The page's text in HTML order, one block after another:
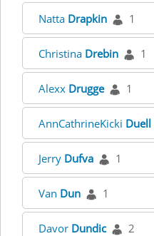
Natta Drapkin 1
Christina Drebin 1
Alexx Drugge 1
AnnCathrineKicki Duell
Jerry Dufva 1
Van Dun 1
Davor Dundic 2